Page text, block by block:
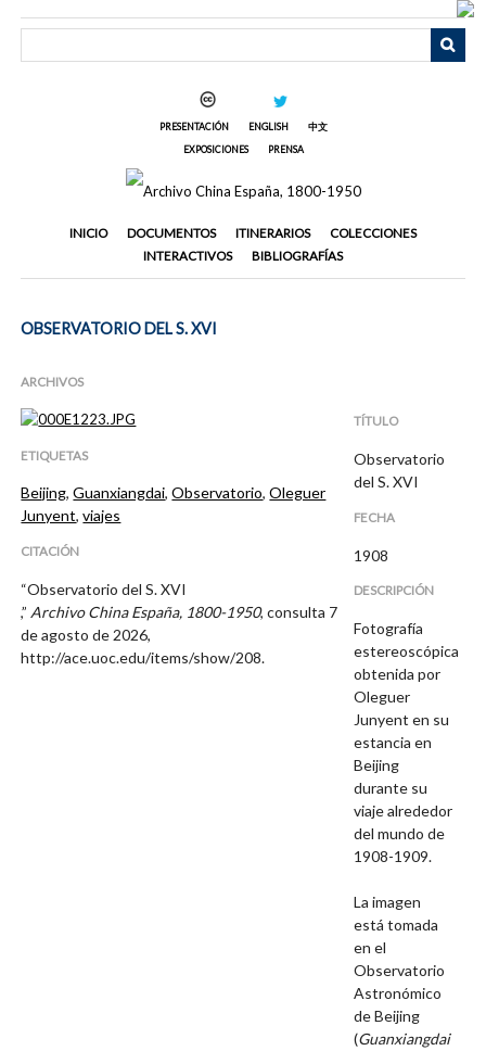
PRESENTACIÓN ENGLISH
中文
EXPOSICIONES
PRENSA
INICIO DOCUMENTOS ITINERARIOS
COLECCIONES
INTERACTIVOS
BIBLIOGRAFÍAS
OBSERVATORIO DEL S. XVI
ARCHIVOS
ETIQUETAS
Beijing,Guanxiangdai,Observatorio,Oleguer
Junyent,viajes
CITACIÓN
“Observatorio del S. XVI
,” Archivo China España, 1800-1950, consulta 7
de agosto de 2026,
http://ace.uoc.edu/items/show/208.
TÍTULO
Observatorio
del S. XVI
FECHA
1908
DESCRIPCIÓN
Fotografía
estereoscópica
obtenida por
Oleguer
Junyent en su
estancia en
Beijing
durante su
viaje alrededor
del mundo de
1908-1909.
La imagen
está tomada
en el
Observatorio
Astronómico
de Beijing
(Guanxiangdai